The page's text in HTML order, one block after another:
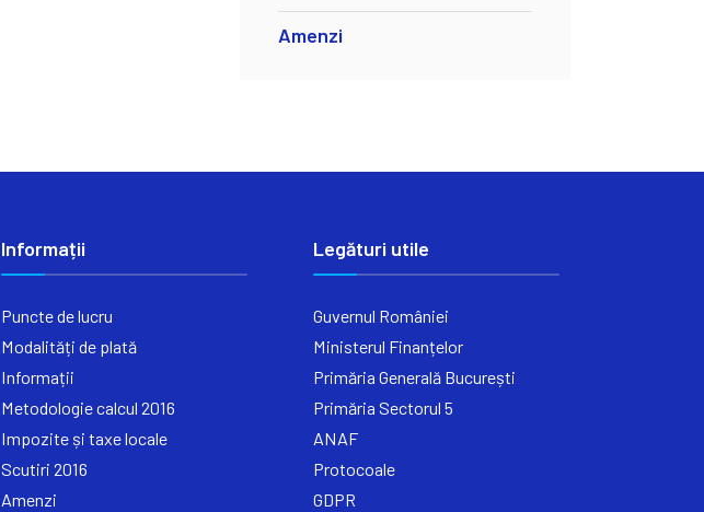
Amenzi
Informații
Puncte de lucru
Modalități de plată
Informații
Metodologie calcul 2016
Impozite și taxe locale
Scutiri 2016
Amenzi
Legături utile
Guvernul României
Ministerul Finanțelor
Primăria Generală București
Primăria Sectorul 5
ANAF
Protocoale
GDPR